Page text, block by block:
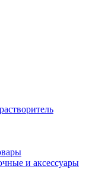
и аксессуары